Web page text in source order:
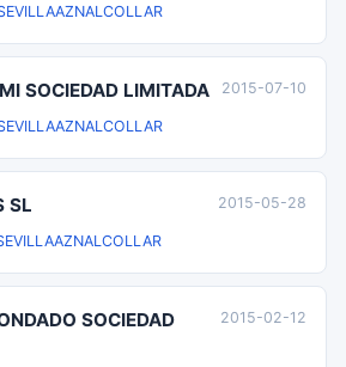
AZNALCOLLAR
SOCIEDAD LIMITADA
AZNALCOLLAR
2015-07-10
SL
AZNALCOLLAR
2015-05-28
SOCIEDAD
2015-02-12